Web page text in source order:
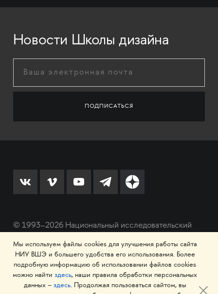
Новости Школы дизайна
© 1993–2026 Национальный исследовательский
Мы используем файлы cookies для улучшения работы сайта
НИУ ВШЭ и большего удобства его использования. Более
подробную информацию об использовании файлов cookies
можно найти здесь, наши правила обработки персональных
данных – здесь. Продолжая пользоваться сайтом, вы